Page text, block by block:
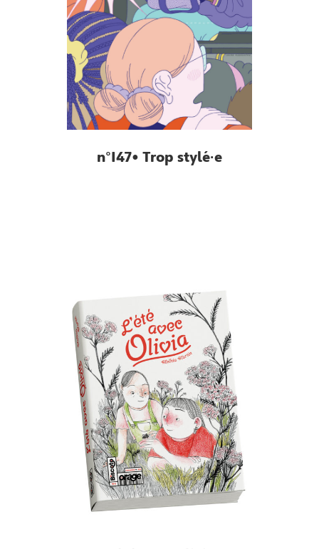
n°147• Trop stylé·e